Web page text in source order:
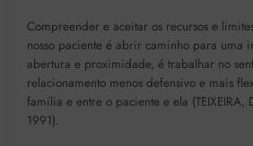
Compreender e aceitar os recursos e
nosso paciente é abrir caminho para uma
abertura e proximidade, é trabalhar no
relacionamento menos defensivo e mais
família e entre o paciente e ela (TEIXEIRA,
1991).